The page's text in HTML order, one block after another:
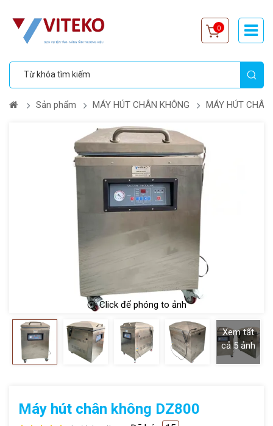
0
Sản phẩm MÁY HÚT CHÂN KHÔNG MÁY HÚT CHÂN
Click để phóng to ảnh
Xem tất
cả5 ảnh
Máy hút chân không DZ800